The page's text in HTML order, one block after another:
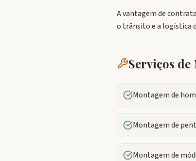
A vantagem de
o trânsito e a logística
Serviços de
Montagem de
Montagem de
Montagem de